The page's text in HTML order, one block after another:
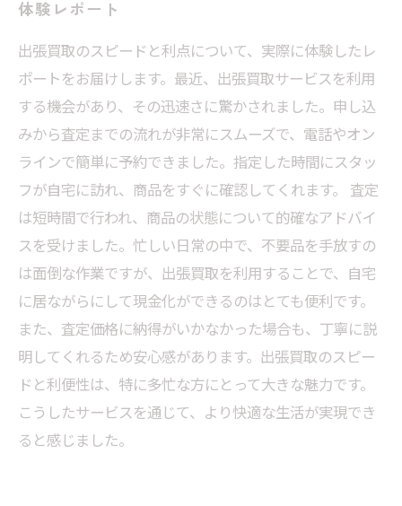
体験レポート
出張買取のスピードと利点について、実際に体験したレ
ポートをお届けします。最近、出張買取サービスを利用
する機会があり、その迅速さに驚かされました。申し込
みから査定までの流れが非常にスムーズで、電話やオン
ラインで簡単に予約できました。指定した時間にスタッ
フが自宅に訪れ、商品をすぐに確認してくれます。 査定
は短時間で行われ、商品の状態について的確なアドバイ
スを受けました。忙しい日常の中で、不要品を手放すの
は面倒な作業ですが、出張買取を利用することで、自宅
に居ながらにして現金化ができるのはとても便利です。
また、査定価格に納得がいかなかった場合も、丁寧に説
明してくれるため安心感があります。出張買取のスピー
ドと利便性は、特に多忙な方にとって大きな魅力です。
こうしたサービスを通じて、より快適な生活が実現でき
ると感じました。